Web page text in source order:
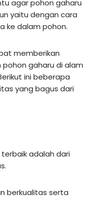
agar pohon gaharu
yaitu dengan cara
ke dalam pohon.
memberikan
gaharu di alam
ini beberapa
yang bagus dari
adalah dari
berkualitas serta